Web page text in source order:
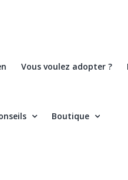
Vous voulez adopter ?
Boutique